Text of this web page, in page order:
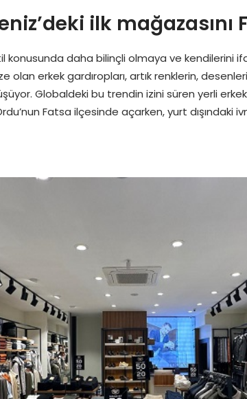
ilk mağazasını
konusunda daha bilinçli olmaya ve kendilerini
olan erkek gardıropları, artık renklerin,
Globaldeki bu trendin izini süren yerli
Fatsa ilçesinde açarken, yurt dışındaki